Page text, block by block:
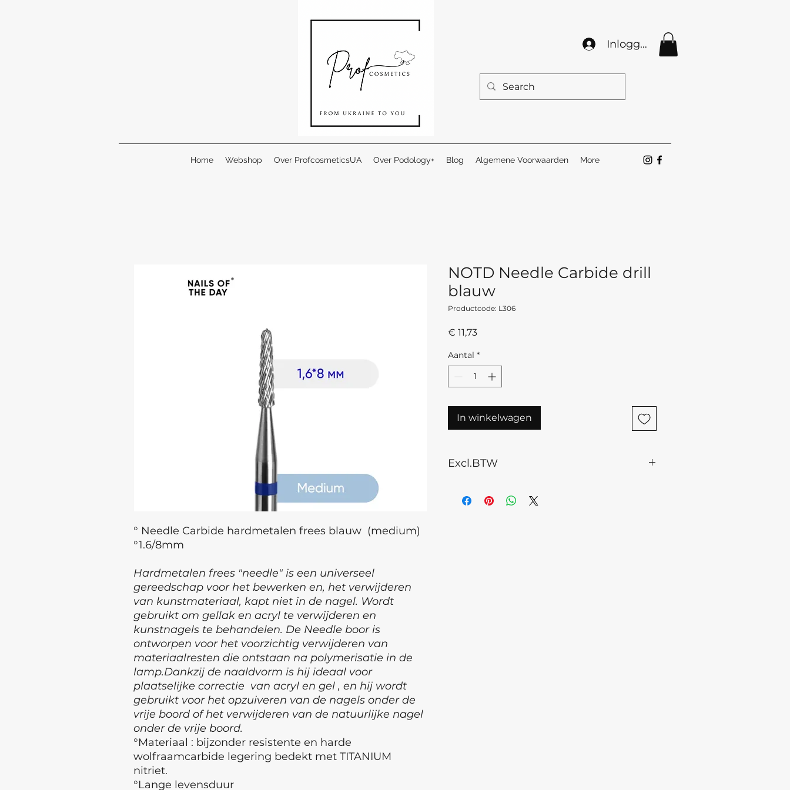
Inloggen
Home Webshop Over ProfcosmeticsUA Over Podology+ Blog Algemene Voorwaarden More
° Needle Carbide hardmetalen frees blauw (medium)
°1.6/8mm
Hardmetalen frees "needle" is een universeel
gereedschap voor het bewerken en, het verwijderen
van kunstmateriaal, kapt niet in de nagel. Wordt
gebruikt om gellak en acryl te verwijderen en
kunstnagels te behandelen. De Needle boor is
ontworpen voor het voorzichtig verwijderen van
materiaalresten die ontstaan na polymerisatie in de
lamp.Dankzij de naaldvorm is hij ideaal voor
plaatselijke correctie van acryl en gel , en hij wordt
gebruikt voor het opzuiveren van de nagels onder de
vrije boord of het verwijderen van de natuurlijke nagel
onder de vrije boord.
°Materiaal : bijzonder resistente en harde
wolfraamcarbide legering bedekt met TITANIUM
nitriet.
°Lange levensduur
NOTD Needle Carbide drill
blauw
Productcode: L306
€ 11,73Prijs
Aantal *
In winkelwagen
Excl.BTW